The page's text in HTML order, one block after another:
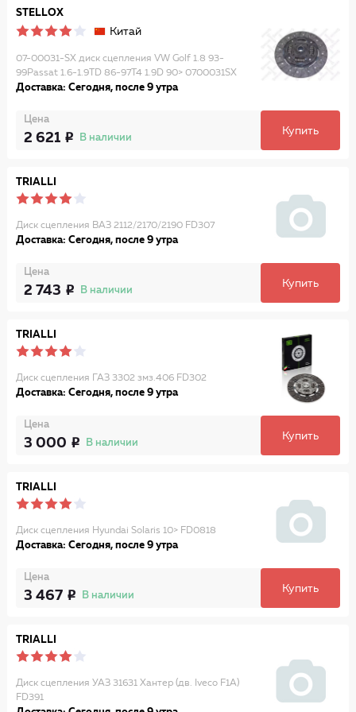
STELLOX
Китай
07-00031-SX диск сцепления VW Golf 1.8 93-
99Passat 1.6-1.9TD 86-97T4 1.9D 90> 0700031SX
Доставка: Сегодня, после 9 утра
Цена
2 621 В наличии
Купить
TRIALLI
Диск сцепления ВАЗ 2112/2170/2190 FD307
Доставка: Сегодня, после 9 утра
Цена
2 743 В наличии
Купить
TRIALLI
Диск сцепления ГАЗ 3302 змз.406 FD302
Доставка: Сегодня, после 9 утра
Цена
3 000 В наличии
Купить
TRIALLI
Диск сцепления Hyundai Solaris 10> FD0818
Доставка: Сегодня, после 9 утра
Цена
3 467 В наличии
Купить
TRIALLI
Диск сцепления УАЗ 31631 Хантер (дв. Iveco F1A)
FD391